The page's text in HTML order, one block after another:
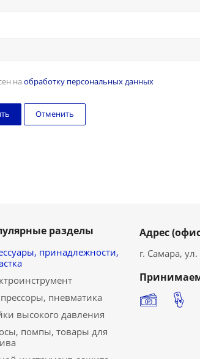
на обработку персональных данных
Отменить
разделы
принадлежности,
пневматика
высокого давления
помпы, товары для
Адрес
г. Самара,